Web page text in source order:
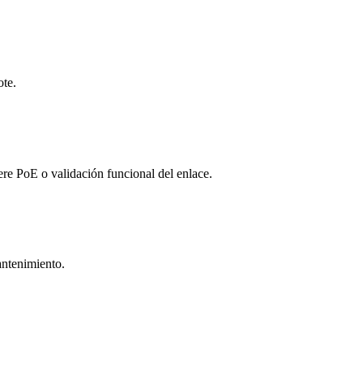
PoE o validación funcional del enlace.